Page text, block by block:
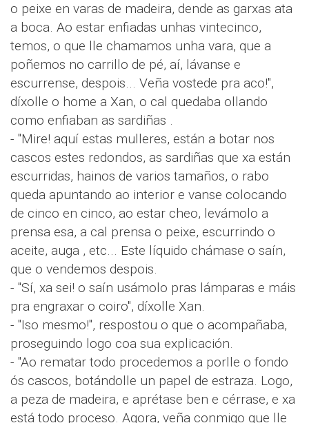
o peixe en varas de madeira, dende as garxas ata
a boca. Ao estar enfiadas unhas vintecinco,
temos, o que lle chamamos unha vara, que a
poñemos no carrillo de pé, aí, lávanse e
escurrense, despois... Veña vostede pra aco!",
díxolle o home a Xan, o cal quedaba ollando
como enfiaban as sardiñas .
- "Mire! aquí estas mulleres, están a botar nos
cascos estes redondos, as sardiñas que xa están
escurridas, hainos de varios tamaños, o rabo
queda apuntando ao interior e vanse colocando
de cinco en cinco, ao estar cheo, levámolo a
prensa esa, a cal prensa o peixe, escurrindo o
aceite, auga , etc... Este líquido chámase o saín,
que o vendemos despois.
- "Sí, xa sei! o saín usámolo pras lámparas e máis
pra engraxar o coiro", díxolle Xan.
- "Iso mesmo!", respostou o que o acompañaba,
proseguindo logo coa sua explicación.
- "Ao rematar todo procedemos a porlle o fondo
ós cascos, botándolle un papel de estraza. Logo,
a peza de madeira, e aprétase ben e cérrase, e xa
está todo proceso. Agora, veña conmigo que lle